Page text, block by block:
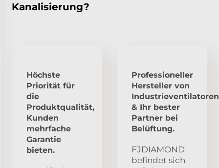
Kanalisierung?
Höchste
Priorität für
die
Produktqualität,
Kunden
mehrfache
Garantie
bieten.
Professioneller
Hersteller von
Industrieventilatoren
& Ihr bester
Partner bei
Belüftung.
FJDIAMOND
befindet sich